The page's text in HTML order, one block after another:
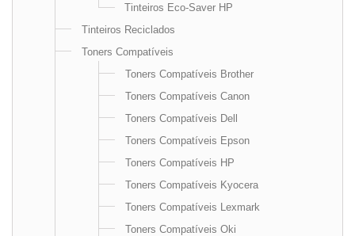
Tinteiros Eco-Saver HP
Tinteiros Reciclados
Toners Compatíveis
Toners Compatíveis Brother
Toners Compatíveis Canon
Toners Compatíveis Dell
Toners Compatíveis Epson
Toners Compatíveis HP
Toners Compatíveis Kyocera
Toners Compatíveis Lexmark
Toners Compatíveis Oki